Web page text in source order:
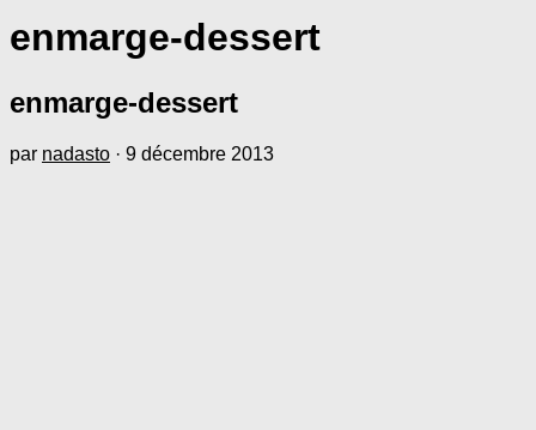
enmarge-dessert
enmarge-dessert
par nadasto · 9 décembre 2013